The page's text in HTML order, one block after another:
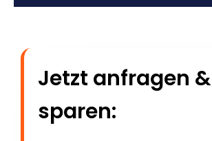
Jetzt anfragen &
sparen: